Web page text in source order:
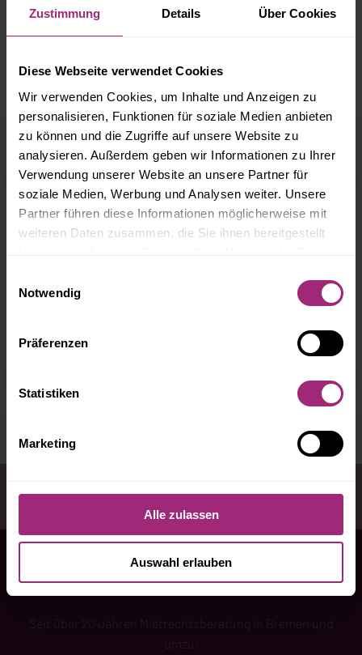
Zustimmung Details Über Cookies
Diese Webseite verwendet Cookies
Wir verwenden Cookies, um Inhalte und Anzeigen zu
personalisieren, Funktionen für soziale Medien anbieten
zu können und die Zugriffe auf unsere Website zu
analysieren. Außerdem geben wir Informationen zu Ihrer
Verwendung unserer Website an unsere Partner für
soziale Medien, Werbung und Analysen weiter. Unsere
Partner führen diese Informationen möglicherweise mit
weiteren Daten zusammen, die Sie ihnen bereitgestellt
Notwendig
Präferenzen
Statistiken
Marketing
Alle zulassen
Auswahl erlauben
Indexverträgen
ÄHNLICHE BEITRÄGE
VERMIETER MUSS ELEKTROLEITUNGEN NICHT
CHECKEN
RAUCHEN AUF DEM BALKON: EINSCHRÄNKUNGEN
SIND MÖGLICH
können Mieter*innen tun?